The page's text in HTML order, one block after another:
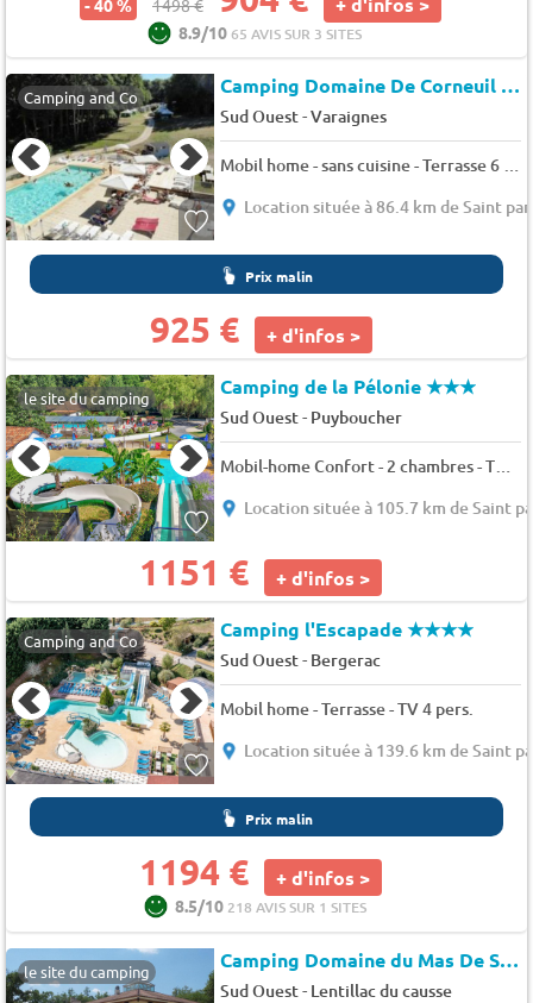
- 40 % 1498 €
8.9/1065 AVIS SUR 3 SITES
Camping and Co Camping Domaine De Corneuil (Saint-Sulpice-de-Mareuil à 14 km)
Sud Ouest-Varaignes
Mobil home - sans cuisine - Terrasse 6 pers.
Location située à 86.4 km de Saint
Prix malin
925 € + d'infos >
le site du camping Camping de la Pélonie★★★
Sud Ouest- Puyboucher
Location située à 105.7 km de Saint
1151 € + d'infos >
Camping and Co Camping l'Escapade★★★★
Sud Ouest- Bergerac
Mobil home - Terrasse - TV 4 pers.
Location située à 139.6 km de Saint
Prix malin
1194 € + d'infos >
8.5/10 218 AVIS SUR 1 SITES
le site du camping Camping Domaine du Mas De Saboth (Vers à 11 km)
Sud Ouest- Lentillac du causse